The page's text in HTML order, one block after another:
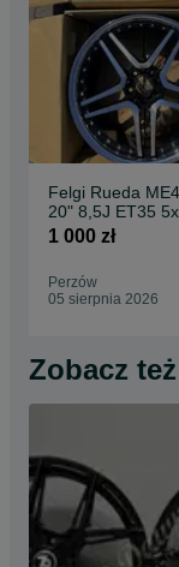
Felgi Rueda
20" 8,5J ET35
CBKF1 / 2 sztuki
1 000 zł
Perzów
05 sierpnia 2026
Zobacz też